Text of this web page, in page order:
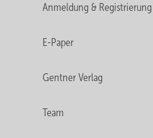
Anmeldung & Registrierung
E-Paper
Gentner Verlag
Team